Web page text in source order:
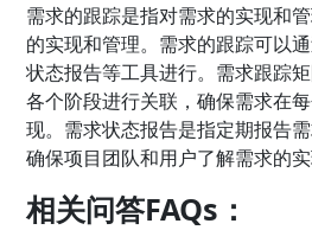
需求的跟踪是指对需求的实现和
的实现和管理。需求的跟踪可以
状态报告等工具进行。需求跟踪
各个阶段进行关联，确保需求在
现。需求状态报告是指定期报告
确保项目团队和用户了解需求的实
相关问答FAQs：